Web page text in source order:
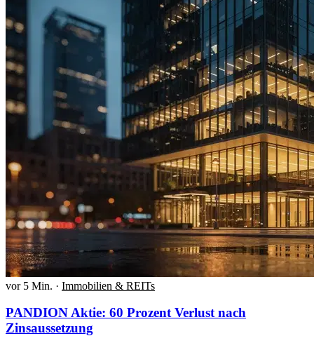
vor 5 Min. · Immobilien & REITs
PANDION Aktie: 60 Prozent Verlust nach
Zinsaussetzung